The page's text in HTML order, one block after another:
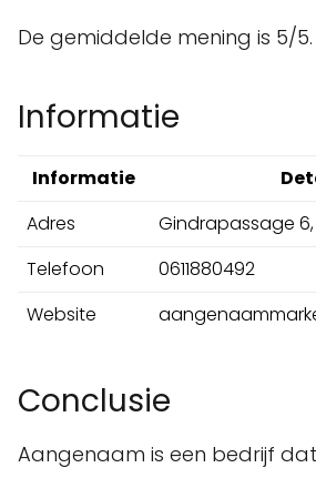
De gemiddelde mening is 5/5.
Informatie
Informatie
Adres
Gindrapassage 6,
Telefoon
0611880492
Website
Conclusie
Aangenaam is een bedrijf